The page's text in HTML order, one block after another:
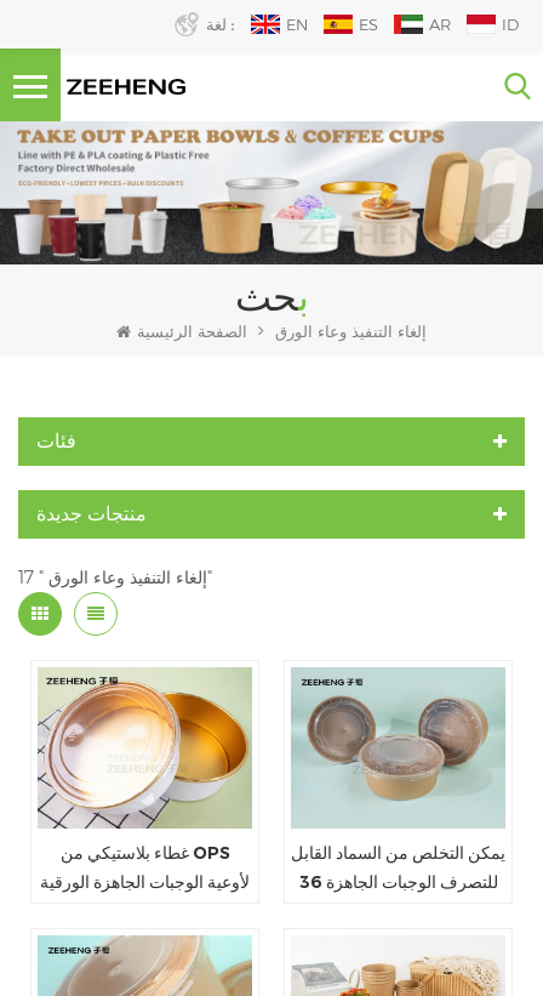
لغة : EN ES AR ID
بحث
الصفحة الرئيسية إلغاء التنفيذ وعاء الورق
فئات
منتجات جديدة
17 " إلغاء التنفيذ وعاء الورق"
غطاء بلاستيكي من OPS
لأوعية الوجبات الجاهزة الورقية
يمكن التخلص من السماد القابل
للتصرف الوجبات الجاهزة 36